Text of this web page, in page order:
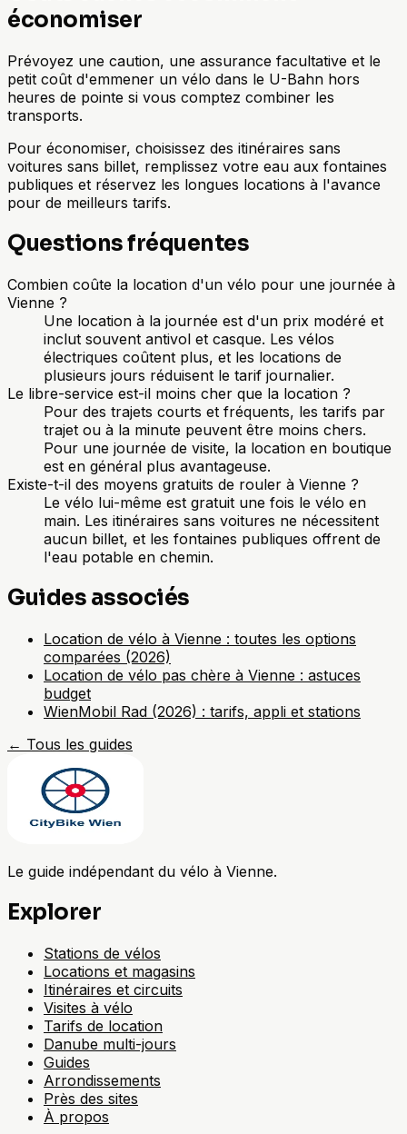
économiser
Prévoyez une caution, une assurance facultative et le
petit coût d'emmener un vélo dans le U-Bahn hors
heures de pointe si vous comptez combiner les
transports.
Pour économiser, choisissez des itinéraires sans
voitures sans billet, remplissez votre eau aux fontaines
publiques et réservez les longues locations à l'avance
pour de meilleurs tarifs.
Questions fréquentes
Combien coûte la location d'un vélo pour une journée à
Vienne ?
Une location à la journée est d'un prix modéré et
inclut souvent antivol et casque. Les vélos
électriques coûtent plus, et les locations de
plusieurs jours réduisent le tarif journalier.
Le libre-service est-il moins cher que la location ?
Pour des trajets courts et fréquents, les tarifs par
trajet ou à la minute peuvent être moins chers.
Pour une journée de visite, la location en boutique
est en général plus avantageuse.
Existe-t-il des moyens gratuits de rouler à Vienne ?
Le vélo lui-même est gratuit une fois le vélo en
main. Les itinéraires sans voitures ne nécessitent
aucun billet, et les fontaines publiques offrent de
l'eau potable en chemin.
Guides associés
Location de vélo à Vienne : toutes les options
comparées (2026)
Location de vélo pas chère à Vienne : astuces
budget
WienMobil Rad (2026) : tarifs, appli et stations
← Tous les guides
Le guide indépendant du vélo à Vienne.
Explorer
Stations de vélos
Locations et magasins
Itinéraires et circuits
Visites à vélo
Tarifs de location
Danube multi-jours
Guides
Arrondissements
Près des sites
À propos